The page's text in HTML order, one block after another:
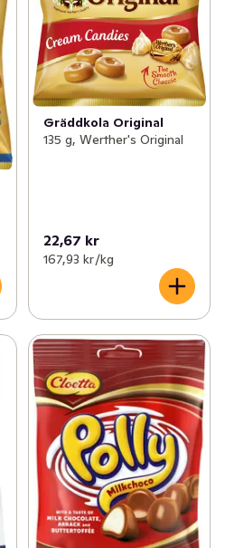
Gräddkola Original
135 g, Werther's Original
22,67 kr
167,93 kr /kg